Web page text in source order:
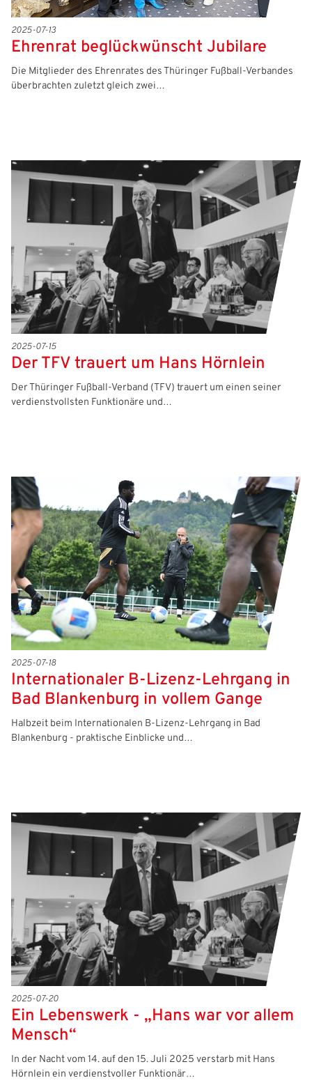
2025-07-13
Ehrenrat beglückwünscht Jubilare
Die Mitglieder des Ehrenrates des Thüringer Fußball-Verbandes
überbrachten zuletzt gleich zwei…
2025-07-15
Der TFV trauert um Hans Hörnlein
Der Thüringer Fußball-Verband (TFV) trauert um einen seiner
verdienstvollsten Funktionäre und…
2025-07-18
Internationaler B-Lizenz-Lehrgang in
Bad Blankenburg in vollem Gange
Halbzeit beim Internationalen B-Lizenz-Lehrgang in Bad
Blankenburg - praktische Einblicke und…
2025-07-20
Ein Lebenswerk - „Hans war vor allem
Mensch“
In der Nacht vom 14. auf den 15. Juli 2025 verstarb mit Hans
Hörnlein ein verdienstvoller Funktionär…